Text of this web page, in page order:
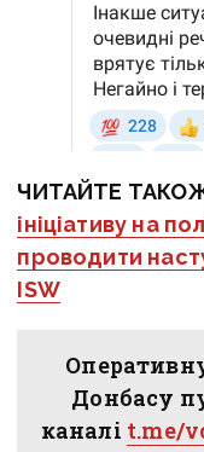
ЧИТАЙТЕ
ініціативу на
проводити
ISW
Донбасу
каналі t.me/